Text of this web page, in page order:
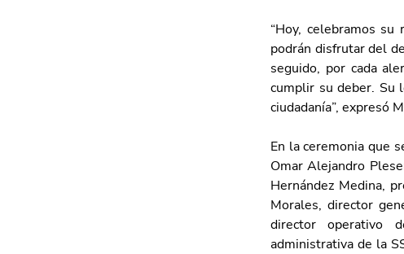
“Hoy, celebramos
podrán disfrutar del
seguido, por cada
cumplir su deber. Su
ciudadanía”, expresó
En la ceremonia que
Omar Alejandro
Hernández Medina,
Morales, director
director operativo
administrativa de la